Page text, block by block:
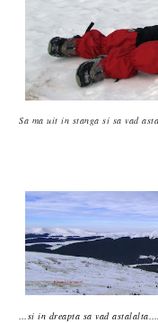
Sa ma uit in stanga si sa vad
…si in dreapta sa vad astalalta….